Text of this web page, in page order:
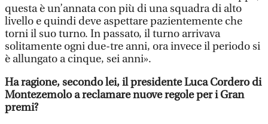
questa è un’annata con più di una squadra di alto
livello e quindi deve aspettare pazientemente che
torni il suo turno. In passato, il turno arrivava
solitamente ogni due-tre anni, ora invece il periodo si
è allungato a cinque, sei anni».
Ha ragione, secondo lei, il presidente Luca Cordero di
Montezemolo a reclamare nuove regole per i Gran
premi?